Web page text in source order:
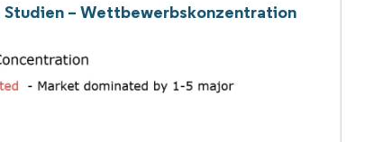
Studien – Wettbewerbskonzentration